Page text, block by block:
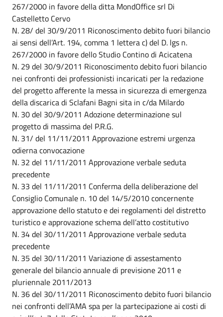
267/2000 in favore della ditta MondOffice srl Di
Castelletto Cervo
N. 28/ del 30/9/2011 Riconoscimento debito fuori bilancio
ai sensi dell’Art. 194, comma 1 lettera c) del D. lgs n.
267/2000 in favore dello Studio Contino di Acicatena
N. 29 del 30/9/2011 Riconoscimento debito fuori bilancio
nei confronti dei professionisti incaricati per la redazione
del progetto afferente la messa in sicurezza di emergenza
della discarica di Sclafani Bagni sita in c/da Milardo
N. 30 del 30/9/2011 Adozione determinazione sul
progetto di massima del P.R.G.
N. 31/ del 11/11/2011 Approvazione estremi urgenza
odierna convocazione
N. 32 del 11/11/2011 Approvazione verbale seduta
precedente
N. 33 del 11/11/2011 Conferma della deliberazione del
Consiglio Comunale n. 10 del 14/5/2010 concernente
approvazione dello statuto e dei regolamenti del distretto
turistico e approvazione schema dell’atto costitutivo
N. 34 del 30/11/2011 Approvazione verbale seduta
precedente
N. 35 del 30/11/2011 Variazione di assestamento
generale del bilancio annuale di previsione 2011 e
pluriennale 2011/2013
N. 36 del 30/11/2011 Riconoscimento debito fuori bilancio
nei confronti dell’AMA spa per la partecipazione ai costi di